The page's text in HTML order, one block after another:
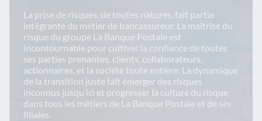
La prise de risques, de toutes natures, fait partie
intégrante du métier de bancassureur. La maîtrise du
risque du groupe La Banque Postale est
incontournable pour cultiver la confiance de toutes
ses parties prenantes, clients, collaborateurs,
actionnaires, et la société toute entière. La dynamique
de la transition juste fait émerger des risques
inconnus jusqu’ici et progresser la culture du risque
dans tous les métiers de La Banque Postale et de ses
filiales.